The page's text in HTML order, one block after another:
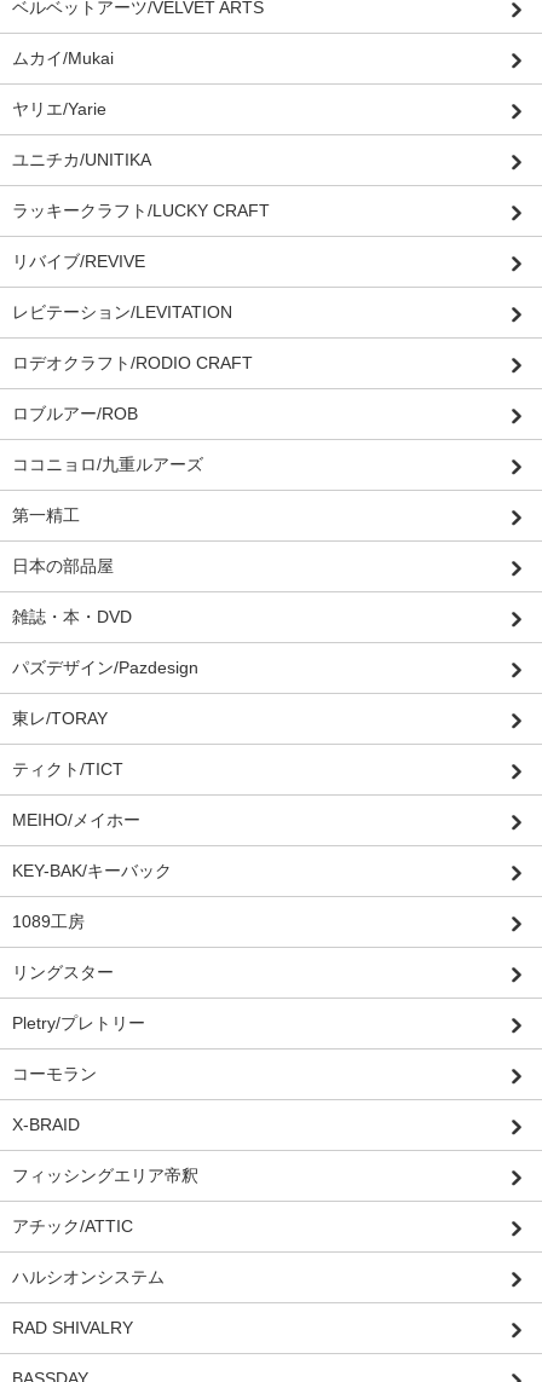
ベルベットアーツ/VELVET ARTS
ムカイ/Mukai
ヤリエ/Yarie
ユニチカ/UNITIKA
ラッキークラフト/LUCKY CRAFT
リバイブ/REVIVE
レビテーション/LEVITATION
ロデオクラフト/RODIO CRAFT
ロブルアー/ROB
ココニョロ/九重ルアーズ
第一精工
日本の部品屋
雑誌・本・DVD
パズデザイン/Pazdesign
東レ/TORAY
ティクト/TICT
MEIHO/メイホー
KEY-BAK/キーバック
1089工房
リングスター
Pletry/プレトリー
コーモラン
X-BRAID
フィッシングエリア帝釈
アチック/ATTIC
ハルシオンシステム
RAD SHIVALRY